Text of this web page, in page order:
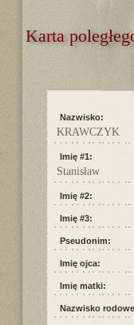
Karta
Nazwisko:
KRAWCZYK
Imię #1:
Stanisław
Imię #2:
Imię #3:
Pseudonim:
Imię ojca:
Imię matki:
Nazwisko